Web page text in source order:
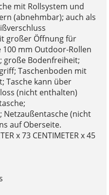
mit Rollsystem und
(abnehmbar); auch als
großer Öffnung für
mm Outdoor-Rollen
große Bodenfreiheit;
Taschenboden mit
Tasche kann über
(nicht enthalten)
(nicht
auf Oberseite.
x 73 CENTIMETER x 45